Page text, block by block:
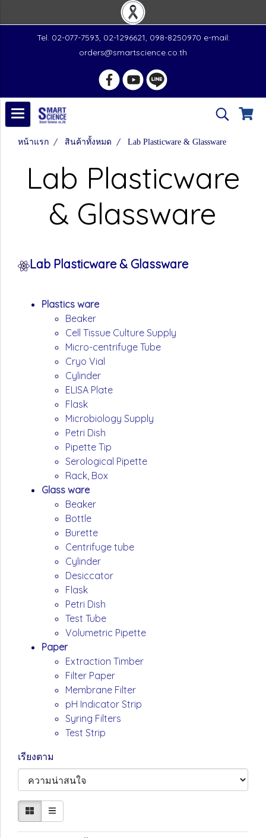
Tel. 02-077-7593, 02-1296621, 098-8250970 e-mail:
orders@smartscience.co.th
หน้าแรก สินค้าทั้งหมด Lab Plasticware & Glassware
Lab Plasticware
& Glassware
Lab Plasticware & Glassware
Plastics ware
Beaker
Cell Tissue Culture Supply
Micro-centrifuge Tube
Cryo Vial
Cylinder
ELISA Plate
Flask
Microbiology Supply
Petri Dish
Pipette Tip
Serological Pipette
Rack, Box
Glass ware
Beaker
Bottle
Burette
Centrifuge tube
Cylinder
Desiccator
Flask
Petri Dish
Test Tube
Volumetric Pipette
Paper
Extraction Timber
Filter Paper
Membrane Filter
pH Indicator Strip
Syring Filters
Test Strip
เรียงตาม